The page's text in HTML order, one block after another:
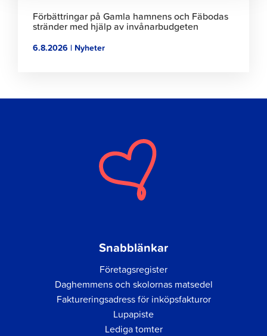
Förbättringar på Gamla hamnens och Fäbodas
stränder med hjälp av invånarbudgeten
6.8.2026 | Nyheter
Snabblänkar
Företagsregister
Daghemmens och skolornas matsedel
Faktureringsadress för inköpsfakturor
Lupapiste
Lediga tomter